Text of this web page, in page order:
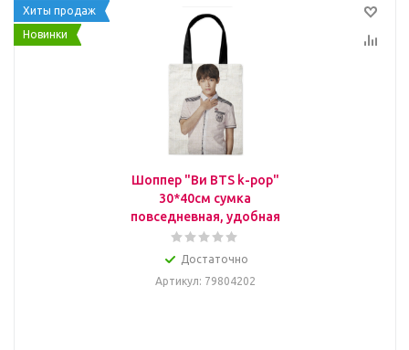
Хиты продаж
Новинки
Шоппер "Ви BTS k-pop"
30*40см сумка
повседневная, удобная
Достаточно
Артикул: 79804202